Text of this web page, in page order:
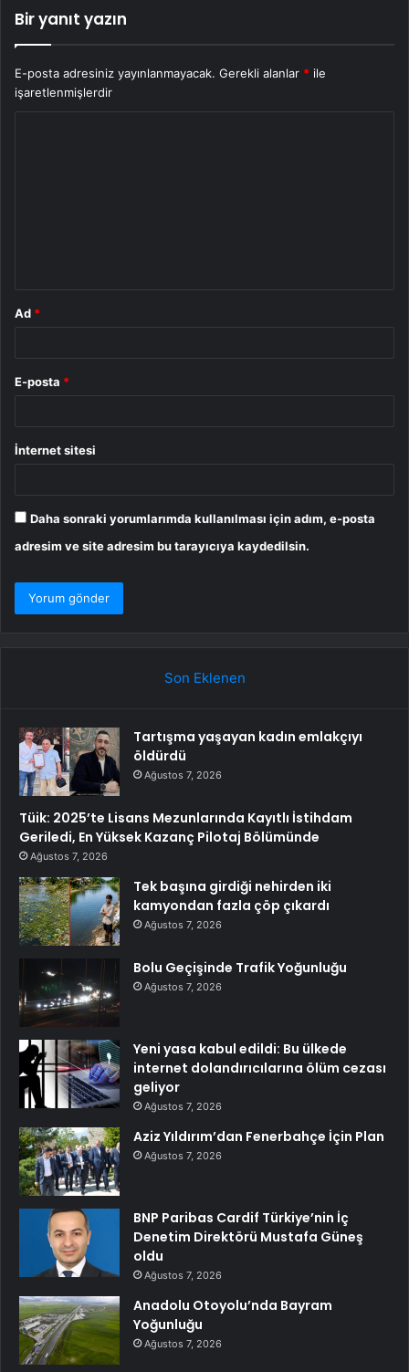
Bir yanıt yazın
E-posta adresiniz yayınlanmayacak. Gerekli alanlar * ile
işaretlenmişlerdir
Ad *
E-posta *
İnternet sitesi
Daha sonraki yorumlarımda kullanılması için adım, e-posta
adresim ve site adresim bu tarayıcıya kaydedilsin.
Son Eklenen
Tartışma yaşayan kadın emlakçıyı
öldürdü
Ağustos 7, 2026
Tüik: 2025’te Lisans Mezunlarında Kayıtlı İstihdam
Geriledi, En Yüksek Kazanç Pilotaj Bölümünde
Ağustos 7, 2026
Tek başına girdiği nehirden iki
kamyondan fazla çöp çıkardı
Ağustos 7, 2026
Bolu Geçişinde Trafik Yoğunluğu
Ağustos 7, 2026
Yeni yasa kabul edildi: Bu ülkede
internet dolandırıcılarına ölüm cezası
geliyor
Ağustos 7, 2026
Aziz Yıldırım’dan Fenerbahçe İçin Plan
Ağustos 7, 2026
BNP Paribas Cardif Türkiye’nin İç
Denetim Direktörü Mustafa Güneş
oldu
Ağustos 7, 2026
Anadolu Otoyolu’nda Bayram
Yoğunluğu
Ağustos 7, 2026